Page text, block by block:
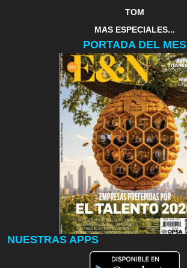
TOM
MAS ESPECIALES...
PORTADA DEL MES
NUESTRAS APPS